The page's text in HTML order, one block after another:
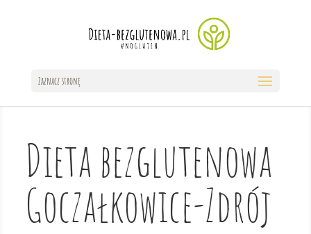
Zaznacz stronę
Dieta bezglutenowa
Goczałkowice-Zdrój